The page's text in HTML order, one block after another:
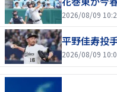
2026/08/09
平野佳寿投
2026/08/09